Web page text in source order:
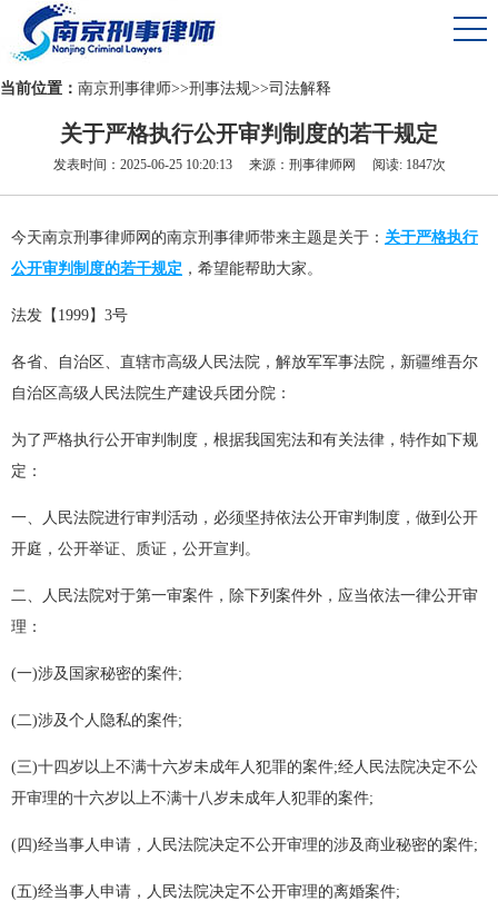
当前位置： 南京刑事律师>>刑事法规>>司法解释
关于严格执行公开审判制度的若干规定
发表时间：2025-06-25 10:20:13 来源：刑事律师网 阅读: 1847次
今天南京刑事律师网的南京刑事律师带来主题是关于： 关于严格执行
公开审判制度的若干规定 ，希望能帮助大家。
法发【1999】3号
各省、自治区、直辖市高级人民法院，解放军军事法院，新疆维吾尔
自治区高级人民法院生产建设兵团分院：
为了严格执行公开审判制度，根据我国宪法和有关法律，特作如下规
定：
一、人民法院进行审判活动，必须坚持依法公开审判制度，做到公开
开庭，公开举证、质证，公开宣判。
二、人民法院对于第一审案件，除下列案件外，应当依法一律公开审
理：
(一)涉及国家秘密的案件;
(二)涉及个人隐私的案件;
(三)十四岁以上不满十六岁未成年人犯罪的案件;经人民法院决定不公
开审理的十六岁以上不满十八岁未成年人犯罪的案件;
(四)经当事人申请，人民法院决定不公开审理的涉及商业秘密的案件;
(五)经当事人申请，人民法院决定不公开审理的离婚案件;